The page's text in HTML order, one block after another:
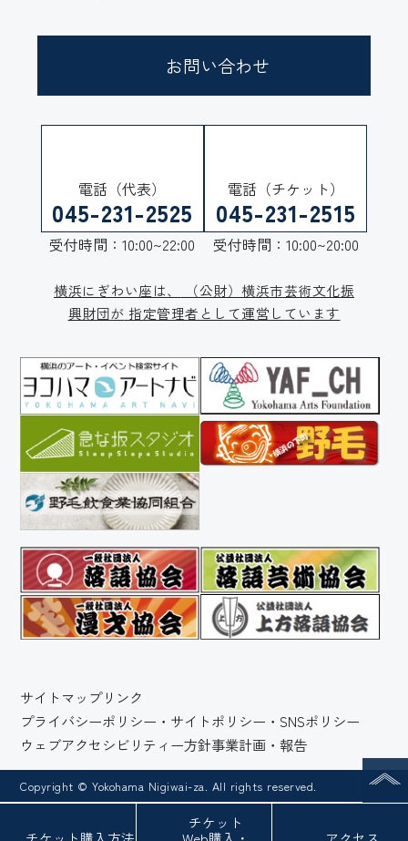
チケット
お問い合わせ
電話（代表）
045-231-2525
受付時間：10:00~22:00
電話（チケット）
045-231-2515
受付時間：10:00~20:00
横浜にぎわい座は、
（公財）横浜市芸術文化振
興財団が 指定管理者として運営しています
サイトマップリンク
プライバシーポリシー・サイトポリシー・SNSポリシー
ウェブアクセシビリティー方針事業計画・報告
Copyright © Yokohama Nigiwai-za. All rights reserved.